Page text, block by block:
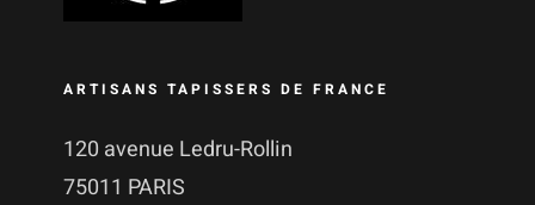
ARTISANS TAPISSERS DE FRANCE
120 avenue Ledru-Rollin
75011 PARIS